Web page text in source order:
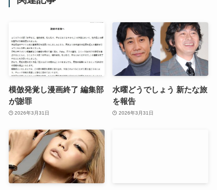
模倣発覚し漫画終了 編集部
が謝罪
2026年3月31日
水曜どうでしょう 新たな旅
を報告
2026年3月31日